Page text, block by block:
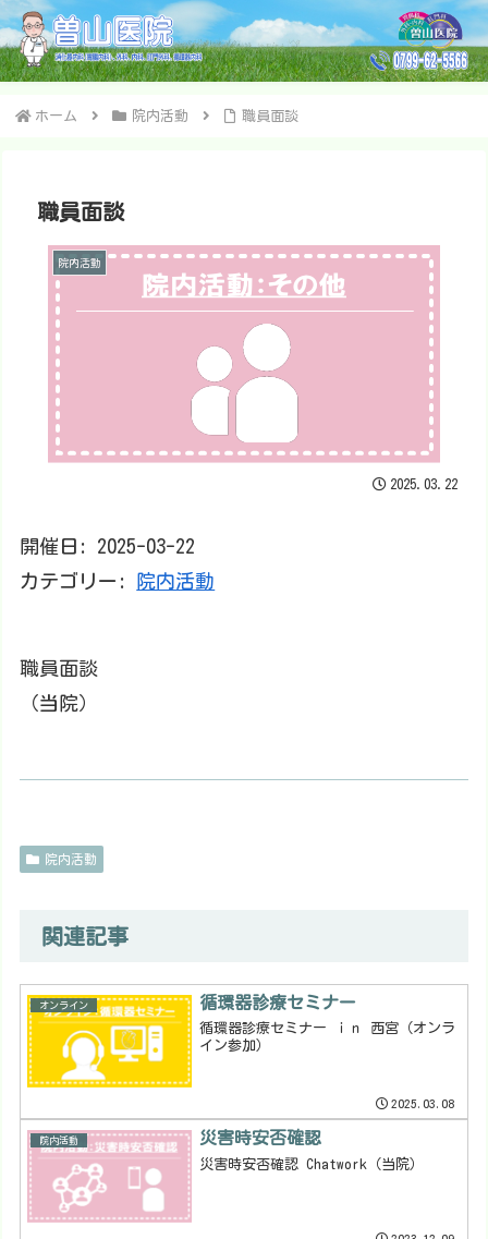
ホーム 院内活動 職員面談
職員面談
院内活動
2025.03.22
開催日: 2025-03-22
カテゴリー: 院内活動
職員面談
（当院）
院内活動
関連記事
オンライン 循環器診療セミナー
循環器診療セミナー ｉｎ 西宮（オンラ
イン参加）
2025.03.08
院内活動 災害時安否確認
災害時安否確認 Chatwork（当院）